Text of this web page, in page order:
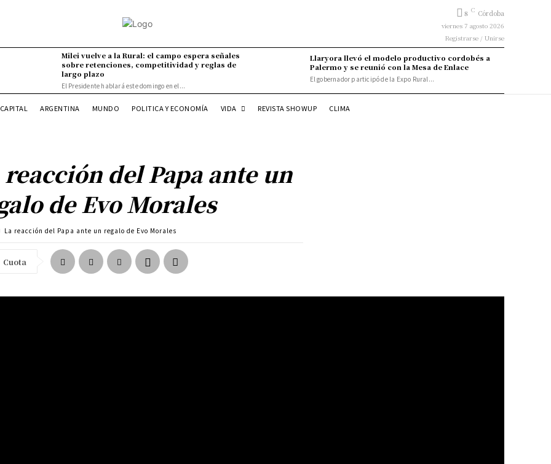
8 C Córdoba
viernes 7 agosto 2026
Registrarse / Unirse
Milei vuelve a la Rural: el campo espera señales
sobre retenciones, competitividad y reglas de
largo plazo
El Presidente hablará este domingo en el...
Llaryora llevó el modelo productivo cordobés a
Palermo y se reunió con la Mesa de Enlace
El gobernador participó de la Expo Rural...
ARGENTINA MUNDO POLITICA Y ECONOMÍA VIDA REVISTA SHOWUP CLIMA
reacción del Papa ante un
de Evo Morales
La reacción del Papa ante un regalo de Evo Morales
Cuota